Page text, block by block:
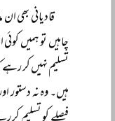
قادیانی بھی
چاہیں تو ہمیں
تسلیم نہیں کر
ہیں۔ وہ نہ دستور